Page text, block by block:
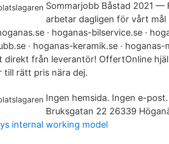
Sommarjobb Båstad 2021 —
arbetar dagligen för vårt
· hoganas-bilservice.se ·
· hoganas-keramik.se ·
direkt från leverantör! OffertOnline
till rätt pris nära dej.
Ingen hemsida. Ingen e-
Bruksgatan 22 26339
internal working model